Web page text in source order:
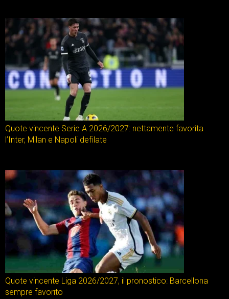
Quote vincente Serie A 2026/2027: nettamente favorita
l’Inter, Milan e Napoli defilate
Quote vincente Liga 2026/2027, il pronostico: Barcellona
sempre favorito